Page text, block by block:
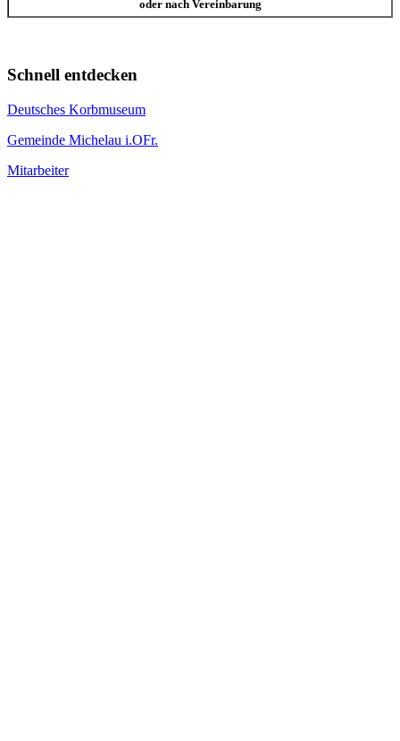
oder nach Vereinbarung
Schnell entdecken
Deutsches Korbmuseum
Gemeinde Michelau i.OFr.
Mitarbeiter